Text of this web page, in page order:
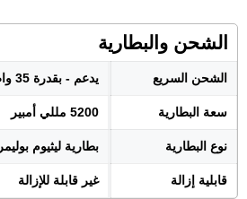
الشحن والبطارية
الشحن السريع يدعم - بقدرة 35 واط
سعة البطارية 5200 مللي أمبير
نوع البطارية بطارية ليثيوم بوليمر
قابلية إزالة غير قابلة للإزالة